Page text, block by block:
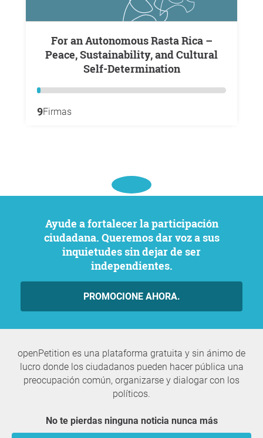
For an Autonomous Rasta Rica –
Peace, Sustainability, and Cultural
Self-Determination
9Firmas
Ayude a fortalecer la participación
ciudadana. Queremos dar voz a sus
inquietudes sin dejar de ser
independientes.
PROMOCIONE AHORA.
openPetition es una plataforma gratuita y sin ánimo de
lucro donde los ciudadanos pueden hacer pública una
preocupación común, organizarse y dialogar con los
políticos.
No te pierdas ninguna noticia nunca más